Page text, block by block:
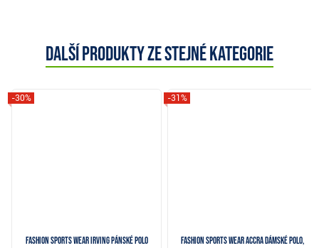
Další produkty ze stejné kategorie
Fashion Sports Wear Irving pánské polo
-30%
Fashion Sports Wear Accra dámské polo,
-31%